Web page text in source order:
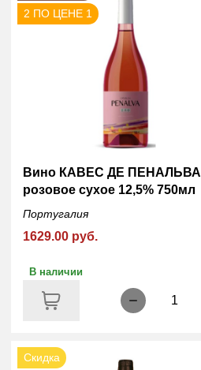
2 ПО ЦЕНЕ 1
Вино КАВЕС ДЕ ПЕНАЛЬВА
розовое сухое 12,5% 750мл
Португалия
1629.00 руб.
В наличии
1
Скидка